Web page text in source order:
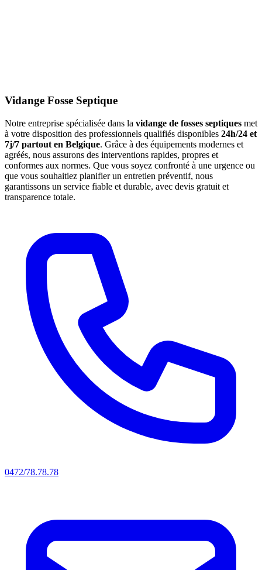
Vidange Fosse Septique
Notre entreprise spécialisée dans la vidange de fosses septiques met
à votre disposition des professionnels qualifiés disponibles 24h/24 et
7j/7 partout en Belgique. Grâce à des équipements modernes et
agréés, nous assurons des interventions rapides, propres et
conformes aux normes. Que vous soyez confronté à une urgence ou
que vous souhaitiez planifier un entretien préventif, nous
garantissons un service fiable et durable, avec devis gratuit et
transparence totale.
0472/78.78.78